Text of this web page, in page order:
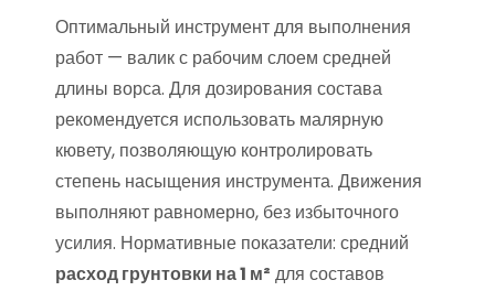
Оптимальный инструмент для выполнения
работ — валик с рабочим слоем средней
длины ворса. Для дозирования состава
рекомендуется использовать малярную
кювету, позволяющую контролировать
степень насыщения инструмента. Движения
выполняют равномерно, без избыточного
усилия. Нормативные показатели: средний
расход грунтовки на 1 м² для составов